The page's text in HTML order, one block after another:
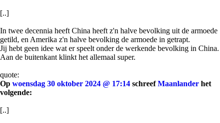
[..]
In twee decennia heeft China heeft z'n halve bevolking uit de armoede
getild, en Amerika z'n halve bevolking de armoede in getrapt.
Jij hebt geen idee wat er speelt onder de werkende bevolking in China.
Aan de buitenkant klinkt het allemaal super.
quote:
Op woensdag 30 oktober 2024 @ 17:14 schreefMaanlander het
volgende:
[..]